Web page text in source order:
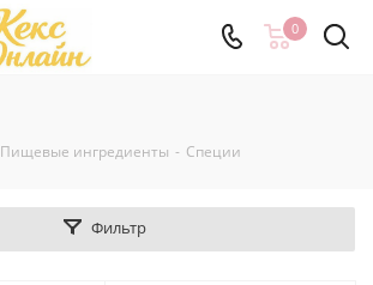
0
Пищевые ингредиенты - Специи
Фильтр